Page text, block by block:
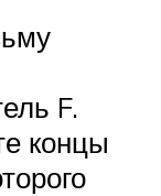
F.
концы